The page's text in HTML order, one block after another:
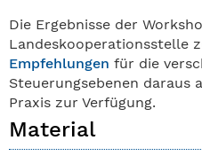
Die Ergebnisse der
Landeskooperationsstelle
Empfehlungen für die
Steuerungsebenen daraus
Praxis zur Verfügung.
Material